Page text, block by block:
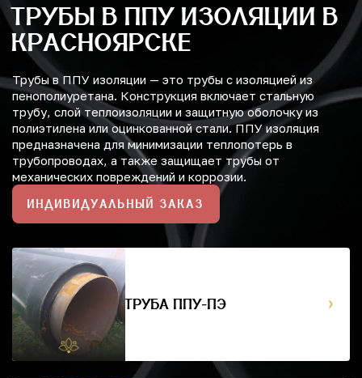
ТРУБЫ В ППУ ИЗОЛЯЦИИ В
КРАСНОЯРСКЕ
Трубы в ППУ изоляции — это трубы с изоляцией из
пенополиуретана. Конструкция включает стальную
трубу, слой теплоизоляции и защитную оболочку из
полиэтилена или оцинкованной стали. ППУ изоляция
предназначена для минимизации теплопотерь в
трубопроводах, а также защищает трубы от
механических повреждений и коррозии.
ИНДИВИДУАЛЬНЫЙ ЗАКАЗ
ТРУБА ППУ-ПЭ